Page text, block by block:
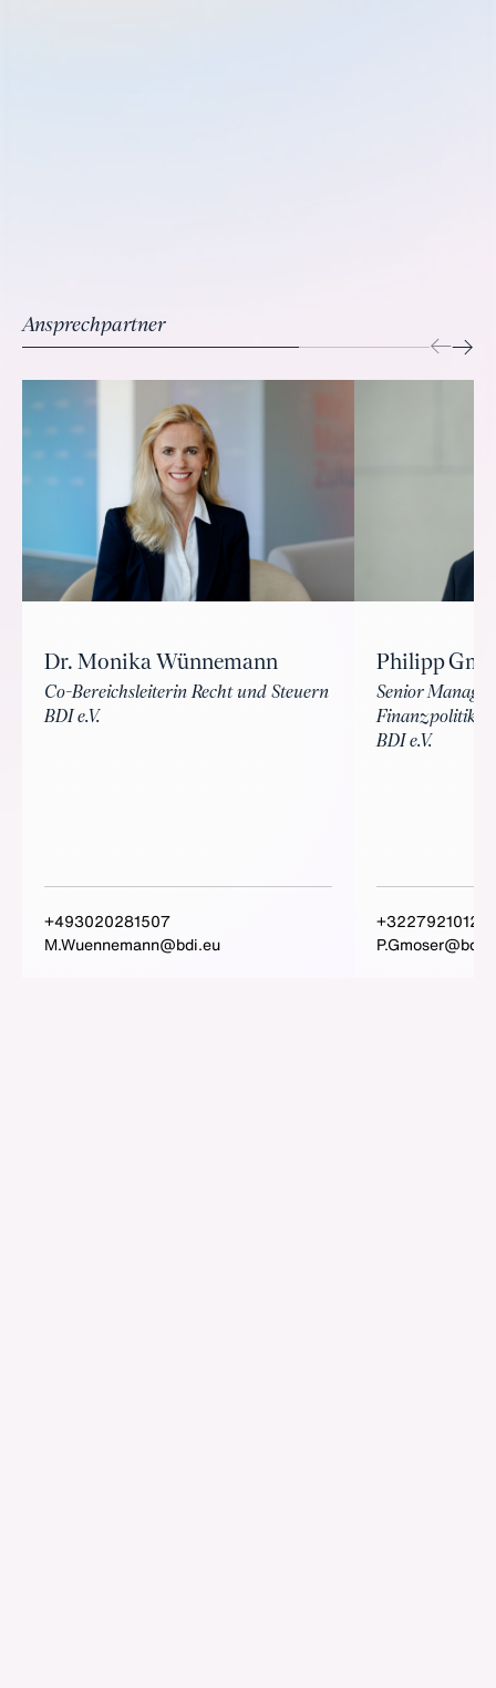
Ansprechpartner
Dr. Monika Wünnemann
Co-Bereichsleiterin Recht und Steuern
BDI e.V.
+493020281507
M.Wuennemann@bdi.eu
Philipp
Senior
Finanzpolitik
BDI e.V.
+3227921012